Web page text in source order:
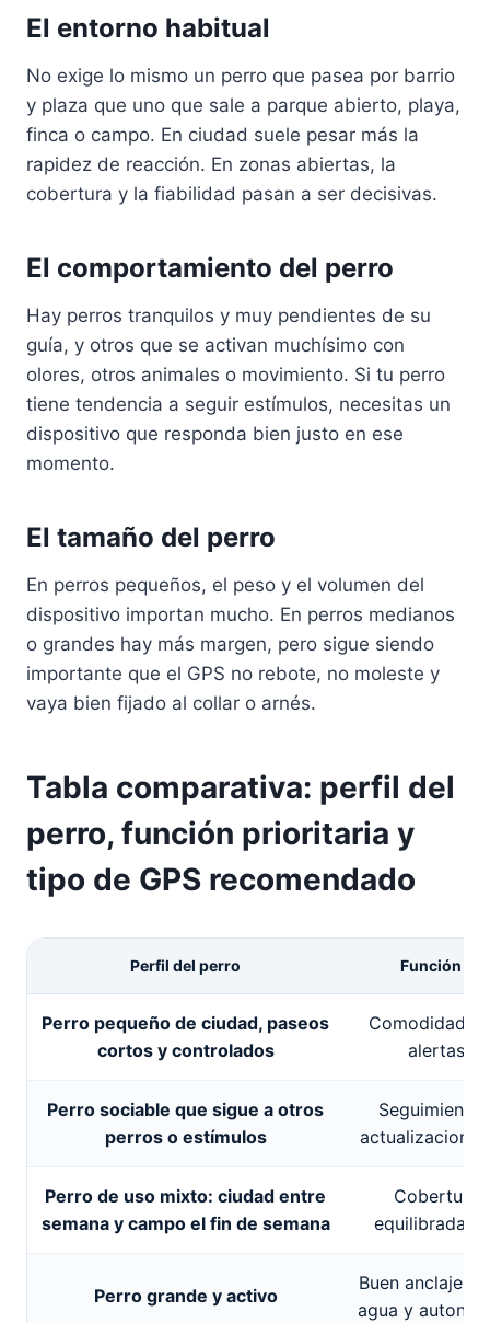
El entorno habitual
No exige lo mismo un perro que pasea por barrio
y plaza que uno que sale a parque abierto, playa,
finca o campo. En ciudad suele pesar más la
rapidez de reacción. En zonas abiertas, la
cobertura y la fiabilidad pasan a ser decisivas.
El comportamiento del perro
Hay perros tranquilos y muy pendientes de su
guía, y otros que se activan muchísimo con
olores, otros animales o movimiento. Si tu perro
tiene tendencia a seguir estímulos, necesitas un
dispositivo que responda bien justo en ese
momento.
El tamaño del perro
En perros pequeños, el peso y el volumen del
dispositivo importan mucho. En perros medianos
o grandes hay más margen, pero sigue siendo
importante que el GPS no rebote, no moleste y
vaya bien fijado al collar o arnés.
Tabla comparativa: perfil del
perro, función prioritaria y
tipo de GPS recomendado
Perfil del perro Función
Perro pequeño de ciudad, paseos
cortos y controlados
Comodidad,
alertas
Perro sociable que sigue a otros
perros o estímulos
Seguimiento
Perro de uso mixto: ciudad entre
semana y campo el fin de semana
Cobertura,
equilibrada y
Perro grande y activo
Buen anclaje,
agua y